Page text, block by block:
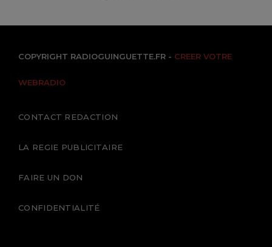
COPYRIGHT RADIOGUINGUETTE.FR - CREER VOTRE
WEBRADIO
CONTACT REDACTION
LA REGIE PUBLICITAIRE
FAIRE UN DON
CONFIDENTIALITÉ